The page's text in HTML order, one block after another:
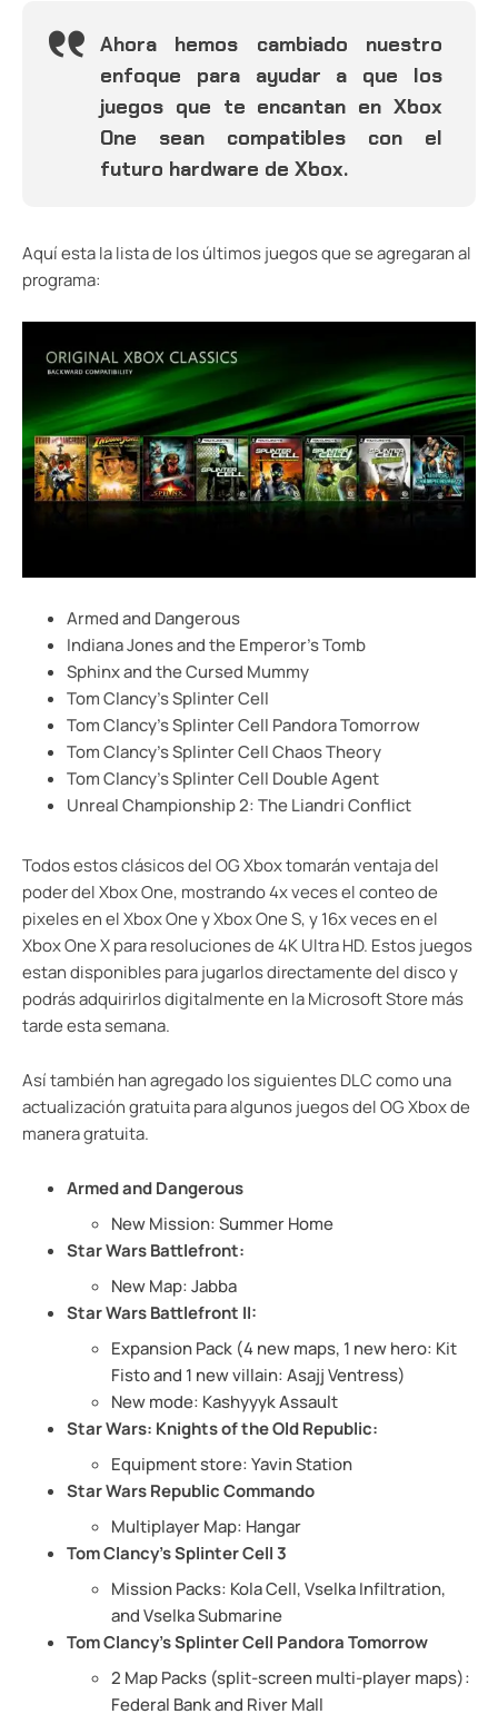
Ahora hemos cambiado nuestro
enfoque para ayudar a que los
juegos que te encantan en Xbox
One sean compatibles con el
futuro hardware de Xbox.
Aquí esta la lista de los últimos juegos que se agregaran al
programa:
Armed and Dangerous
Indiana Jones and the Emperor’s Tomb
Sphinx and the Cursed Mummy
Tom Clancy’s Splinter Cell
Tom Clancy’s Splinter Cell Pandora Tomorrow
Tom Clancy’s Splinter Cell Chaos Theory
Tom Clancy’s Splinter Cell Double Agent
Unreal Championship 2: The Liandri Conflict
Todos estos clásicos del OG Xbox tomarán ventaja del
poder del Xbox One, mostrando 4x veces el conteo de
pixeles en el Xbox One y Xbox One S, y 16x veces en el
Xbox One X para resoluciones de 4K Ultra HD. Estos juegos
estan disponibles para jugarlos directamente del disco y
podrás adquirirlos digitalmente en la Microsoft Store más
tarde esta semana.
Así también han agregado los siguientes DLC como una
actualización gratuita para algunos juegos del OG Xbox de
manera gratuita.
Armed and Dangerous
New Mission: Summer Home
Star Wars Battlefront:
New Map: Jabba
Star Wars Battlefront II:
Expansion Pack (4 new maps, 1 new hero: Kit
Fisto and 1 new villain: Asajj Ventress)
New mode: Kashyyyk Assault
Star Wars: Knights of the Old Republic:
Equipment store: Yavin Station
Star Wars Republic Commando
Multiplayer Map: Hangar
Tom Clancy’s Splinter Cell 3
Mission Packs: Kola Cell, Vselka Infiltration,
and Vselka Submarine
Tom Clancy’s Splinter Cell Pandora Tomorrow
2 Map Packs (split-screen multi-player maps):
Federal Bank and River Mall